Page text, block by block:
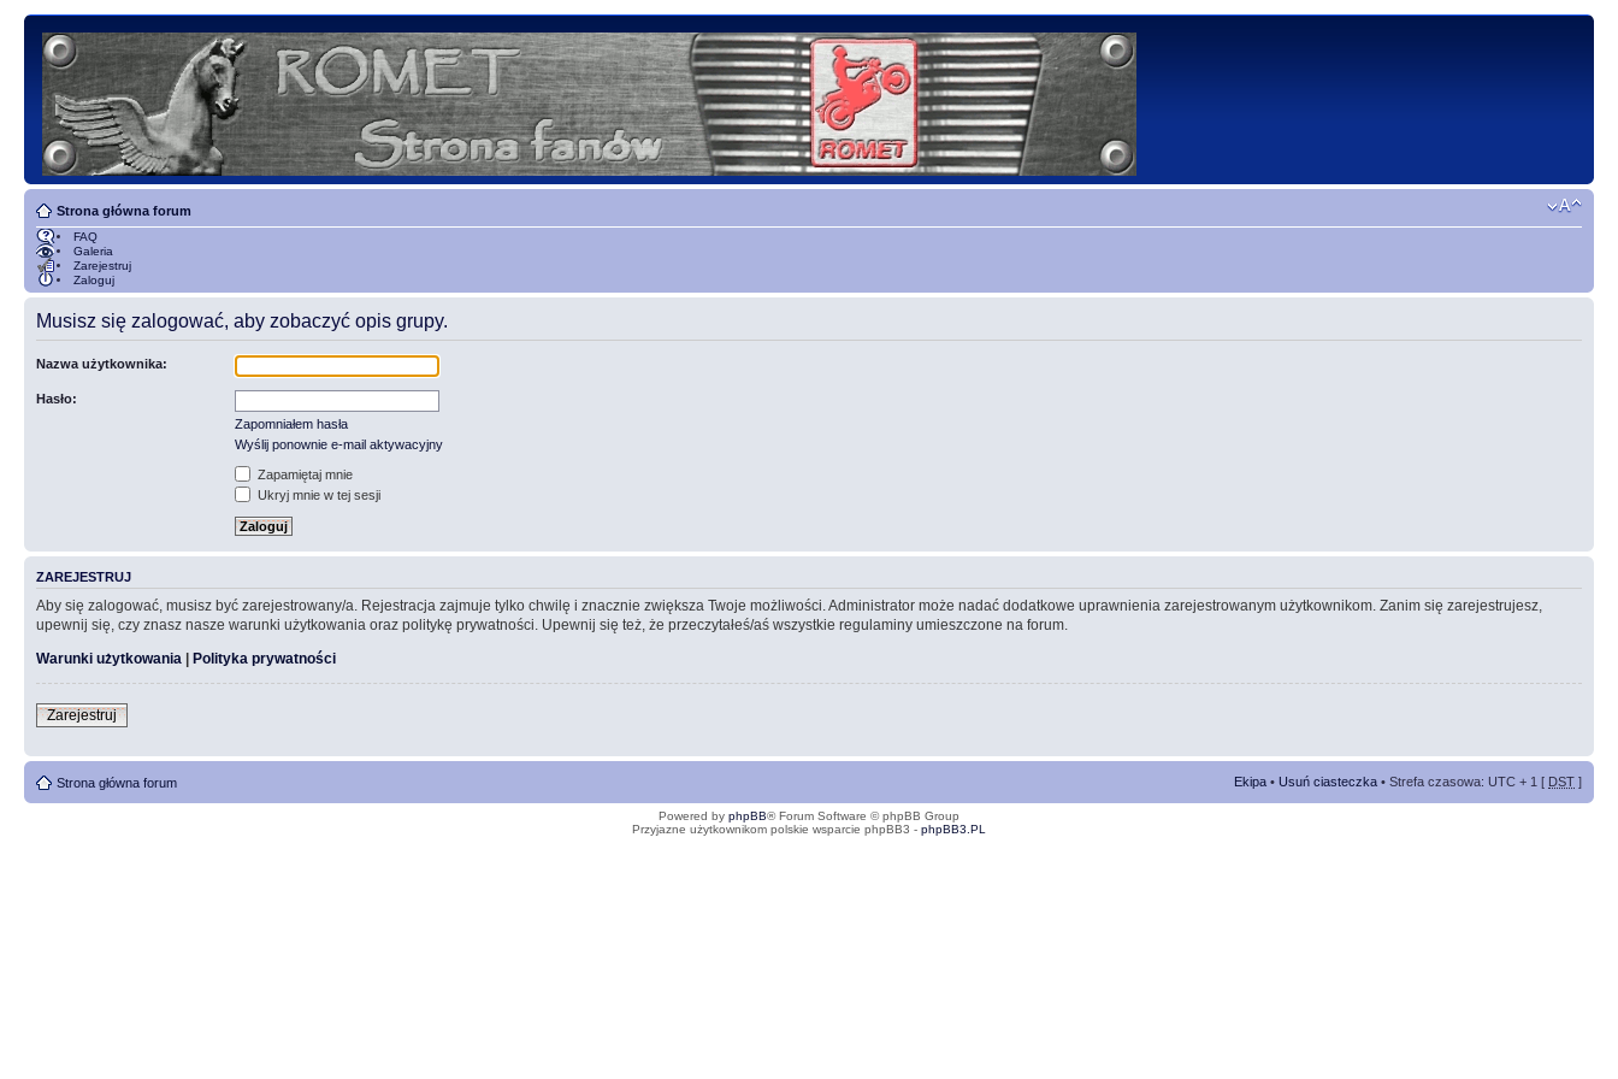
Strona główna forum
FAQ
Galeria
Zarejestruj
Zaloguj
Musisz się zalogować, aby zobaczyć opis grupy.
Nazwa użytkownika:
Hasło:
Zapomniałem hasła
Wyślij ponownie e-mail aktywacyjny
Zapamiętaj mnie
Ukryj mnie w tej sesji
ZAREJESTRUJ
Aby się zalogować, musisz być zarejestrowany/a. Rejestracja zajmuje tylko chwilę i znacznie zwiększa Twoje możliwości. Administrator może nadać dodatkowe uprawnienia zarejestrowanym użytkownikom. Zanim się zarejestrujesz,
upewnij się, czy znasz nasze warunki użytkowania oraz politykę prywatności. Upewnij się też, że przeczytałeś/aś wszystkie regulaminy umieszczone na forum.
Warunki użytkowania | Polityka prywatności
Zarejestruj
Strona główna forum Ekipa • Usuń ciasteczka • Strefa czasowa: UTC + 1 [ DST ]
Powered by phpBB® Forum Software © phpBB Group
Przyjazne użytkownikom polskie wsparcie phpBB3 - phpBB3.PL